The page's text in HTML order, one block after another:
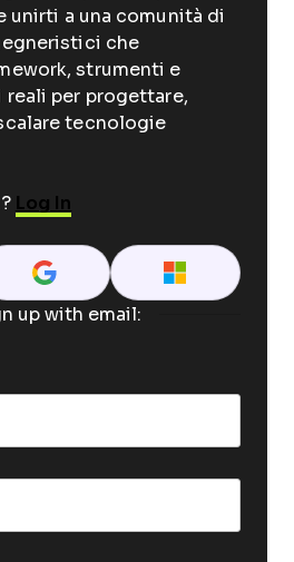
unirti a una comunità di
che
strumenti e
per progettare,
tecnologie
Log In
up with email: